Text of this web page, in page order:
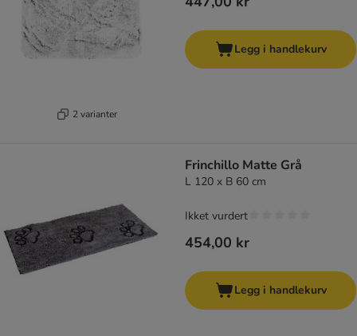
2 varianter
Legg i handlekurv
Frinchillo Matte Grå
L 120 x B 60 cm
454,00 kr
Ikket vurdert
Legg i handlekurv